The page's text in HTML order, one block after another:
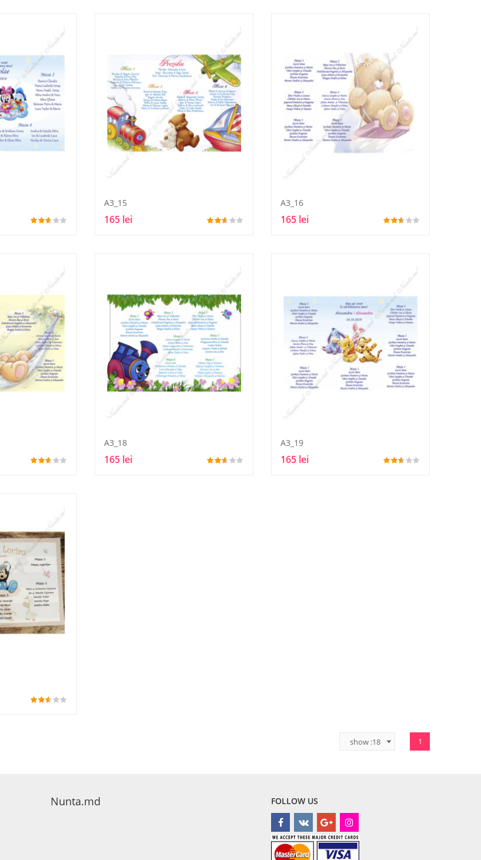
A3_15
165 lei
A3_16
165 lei
A3_18
165 lei
A3_19
165 lei
1
Nunta.md FOLLOW US